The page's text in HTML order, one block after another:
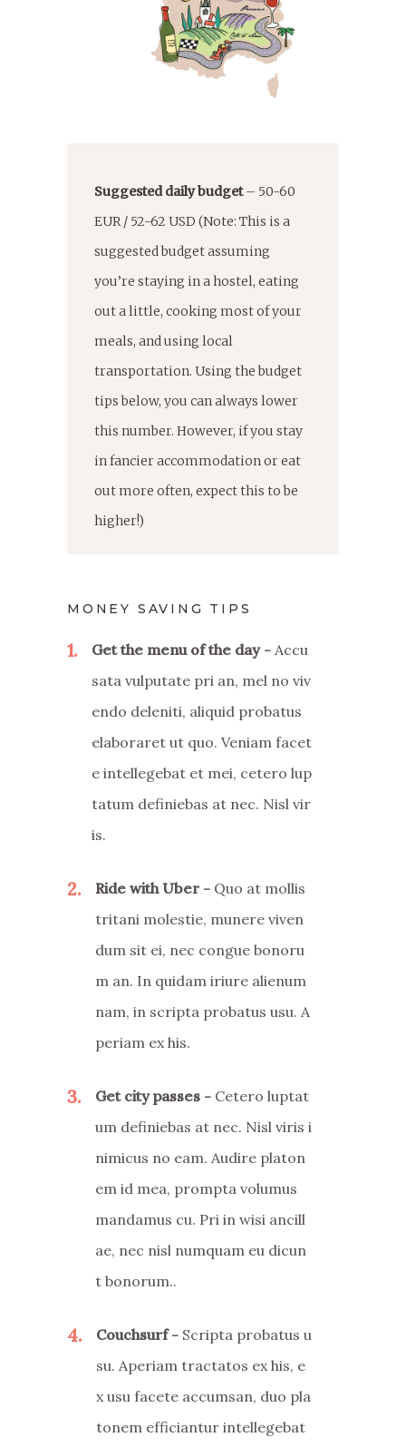
Suggested daily budget– 50-60
EUR / 52-62 USD (Note: This is a
suggested budget assuming
you’re staying in a hostel, eating
out a little, cooking most of your
meals, and using local
transportation. Using the budget
tips below, you can always lower
this number. However, if you stay
in fancier accommodation or eat
out more often, expect this to be
higher!)
MONEY SAVING TIPS
1 Get the menu of the day
Accu
sata vulputate pri an, mel no viv
endo deleniti, aliquid probatus
elaboraret ut quo. Veniam facet
e intellegebat et mei, cetero lup
tatum definiebas at nec. Nisl vir
is.
2 Ride with Uber
Quo at mollis
tritani molestie, munere viven
dum sit ei, nec congue bonoru
m an. In quidam iriure alienum
nam, in scripta probatus usu. A
periam ex his.
3 Get city passes
Cetero luptat
um definiebas at nec. Nisl viris i
nimicus no eam. Audire platon
em id mea, prompta volumus
mandamus cu. Pri in wisi ancill
ae, nec nisl numquam eu dicun
t bonorum..
4 Couchsurf
Scripta probatus u
su. Aperiam tractatos ex his, e
x usu facete accumsan, duo pla
tonem efficiantur intellegebat